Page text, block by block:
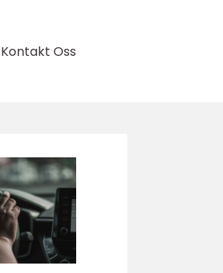
Kontakt Oss